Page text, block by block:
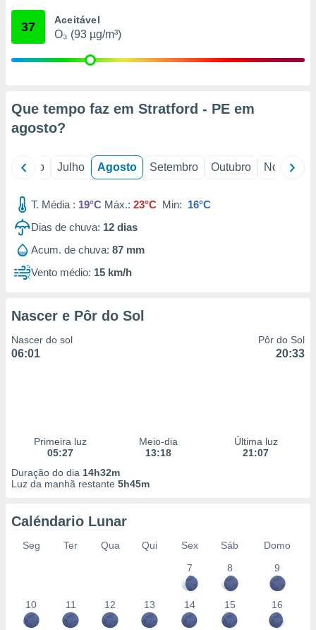
através
1199
37 Aceitável
O₃ (93 µg/m³)
Que tempo faz em Stratford - PE em
agosto?
Junho Julho Agosto Setembro Outubro Novembro
T. Média : 19°C Máx.: 23°C Min: 16°C
Dias de chuva: 12 dias
Acum. de chuva: 87 mm
Vento médio: 15 km/h
Nascer e Pôr do Sol
Nascer do sol
06:01
Pôr do Sol
20:33
Primeira luz
05:27
Meio-dia
13:18
Última luz
21:07
Duração do dia 14h32m
Luz da manhã restante 5h45m
Caléndario Lunar
Seg Ter Qua Qui Sex Sáb
Domo
7
8 9
10 11 12 13 14 15 16